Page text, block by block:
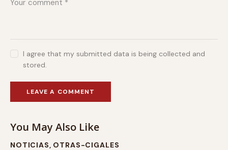
I agree that my submitted data is being collected and
stored.
You May Also Like
NOTICIAS, OTRAS-CIGALES